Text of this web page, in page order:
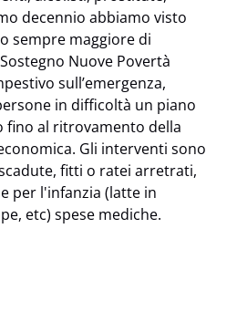
decennio abbiamo visto
sempre maggiore di
Nuove Povertà
sull’emergenza,
in difficoltà un piano
fino al ritrovamento della
Gli interventi sono
fitti o ratei arretrati,
per l'infanzia (latte in
etc) spese mediche.